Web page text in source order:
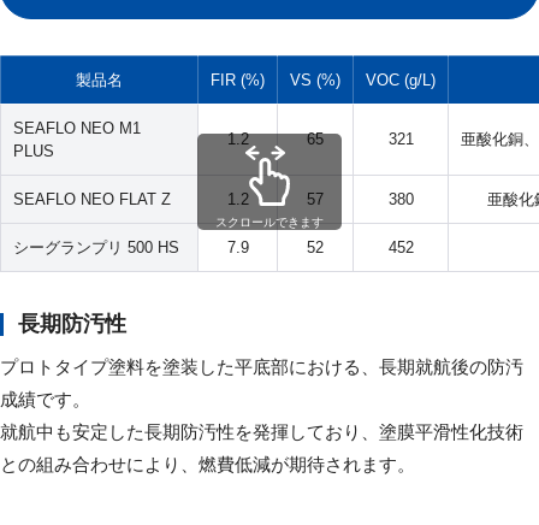
製品名 FIR (%) VS (%) VOC (g/L)
SEAFLO NEO M1
PLUS
1.2 65 321 亜酸化銅
SEAFLO NEO FLAT Z 1.2 57 380 亜酸化
シーグランプリ 500 HS 7.9 52 452
スクロールできます
長期防汚性
プロトタイプ塗料を塗装した平底部における、長期就航後の防汚
成績です。
就航中も安定した長期防汚性を発揮しており、塗膜平滑性化技術
との組み合わせにより、燃費低減が期待されます。